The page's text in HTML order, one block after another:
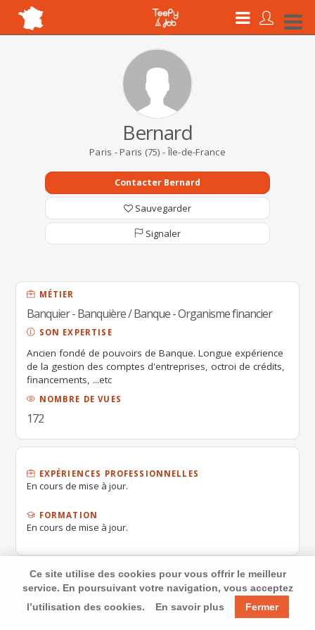
Bernard
Paris - Paris (75) - Île-de-France
Contacter Bernard
Sauvegarder
Signaler
MÉTIER
Banquier - Banquière / Banque - Organisme financier
SON EXPERTISE
Ancien fondé de pouvoirs de Banque. Longue expérience
de la gestion des comptes d'entreprises, octroi de crédits,
financements, ...etc
NOMBRE DE VUES
172
EXPÉRIENCES PROFESSIONNELLES
En cours de mise à jour.
FORMATION
En cours de mise à jour.
Ce site utilise des cookies pour vous offrir le meilleur
service. En poursuivant votre navigation, vous acceptez
l’utilisation des cookies.
En savoir plus Fermer